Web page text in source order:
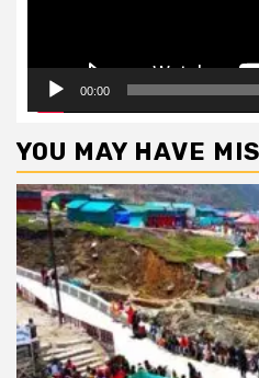
00:00
YOU MAY HAVE